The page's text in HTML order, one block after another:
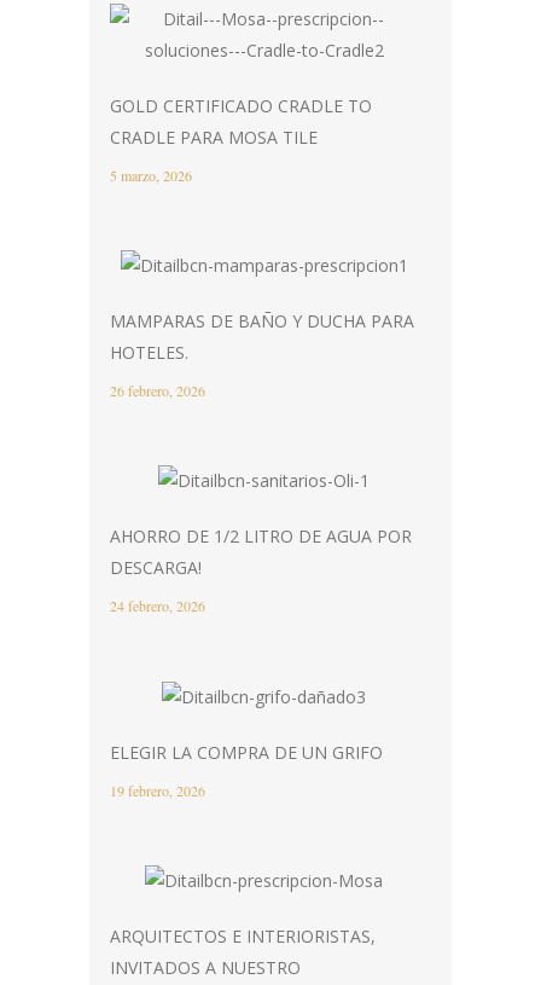
GOLD CERTIFICADO CRADLE TO
CRADLE PARA MOSA TILE
5 marzo, 2026
MAMPARAS DE BAÑO Y DUCHA PARA
HOTELES.
26 febrero, 2026
AHORRO DE 1/2 LITRO DE AGUA POR
DESCARGA!
24 febrero, 2026
ELEGIR LA COMPRA DE UN GRIFO
19 febrero, 2026
ARQUITECTOS E INTERIORISTAS,
INVITADOS A NUESTRO